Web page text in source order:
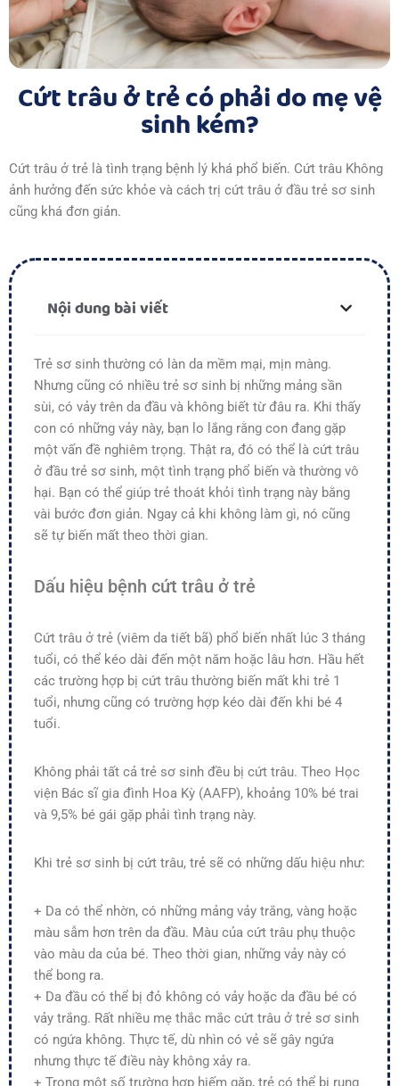
Cứt trâu ở trẻ có phải do mẹ vệ
sinh kém?
Cứt trâu ở trẻ là tình trạng bệnh lý khá phổ biến. Cứt trâu Không
ảnh hưởng đến sức khỏe và cách trị cứt trâu ở đầu trẻ sơ sinh
cũng khá đơn giản.
Nội dung bài viết
Trẻ sơ sinh thường có làn da mềm mại, mịn màng.
Nhưng cũng có nhiều trẻ sơ sinh bị những mảng sần
sùi, có vảy trên da đầu và không biết từ đâu ra. Khi thấy
con có những vảy này, bạn lo lắng rằng con đang gặp
một vấn đề nghiêm trọng. Thật ra, đó có thể là cứt trâu
ở đầu trẻ sơ sinh, một tình trạng phổ biến và thường vô
hại. Bạn có thể giúp trẻ thoát khỏi tình trạng này bằng
vài bước đơn giản. Ngay cả khi không làm gì, nó cũng
sẽ tự biến mất theo thời gian.
Dấu hiệu bệnh cứt trâu ở trẻ
Cứt trâu ở trẻ (viêm da tiết bã) phổ biến nhất lúc 3 tháng
tuổi, có thể kéo dài đến một năm hoặc lâu hơn. Hầu hết
các trường hợp bị cứt trâu thường biến mất khi trẻ 1
tuổi, nhưng cũng có trường hợp kéo dài đến khi bé 4
tuổi.
Không phải tất cả trẻ sơ sinh đều bị cứt trâu. Theo Học
viện Bác sĩ gia đình Hoa Kỳ (AAFP), khoảng 10% bé trai
và 9,5% bé gái gặp phải tình trạng này.
Khi trẻ sơ sinh bị cứt trâu, trẻ sẽ có những dấu hiệu như:
+ Da có thể nhờn, có những mảng vảy trắng, vàng hoặc
màu sẫm hơn trên da đầu. Màu của cứt trâu phụ thuộc
vào màu da của bé. Theo thời gian, những vảy này có
thể bong ra.
+ Da đầu có thể bị đỏ không có vảy hoặc da đầu bé có
vảy trắng. Rất nhiều mẹ thắc mắc cứt trâu ở trẻ sơ sinh
có ngứa không. Thực tế, dù nhìn có vẻ sẽ gây ngứa
nhưng thực tế điều này không xảy ra.
+ Trong một số trường hợp hiếm gặp, trẻ có thể bị rụng